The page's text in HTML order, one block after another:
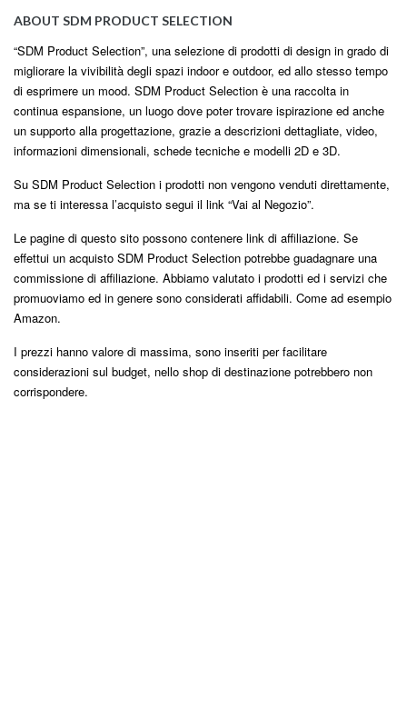
ABOUT SDM PRODUCT SELECTION
“SDM Product Selection”, una selezione di prodotti di design in grado di
migliorare la vivibilità degli spazi indoor e outdoor, ed allo stesso tempo
di esprimere un mood. SDM Product Selection è una raccolta in
continua espansione, un luogo dove poter trovare ispirazione ed anche
un supporto alla progettazione, grazie a descrizioni dettagliate, video,
informazioni dimensionali, schede tecniche e modelli 2D e 3D.
Su SDM Product Selection i prodotti non vengono venduti direttamente,
ma se ti interessa l’acquisto segui il link “Vai al Negozio”.
Le pagine di questo sito possono contenere link di affiliazione. Se
effettui un acquisto SDM Product Selection potrebbe guadagnare una
commissione di affiliazione. Abbiamo valutato i prodotti ed i servizi che
promuoviamo ed in genere sono considerati affidabili. Come ad esempio
Amazon.
I prezzi hanno valore di massima, sono inseriti per facilitare
considerazioni sul budget, nello shop di destinazione potrebbero non
corrispondere.